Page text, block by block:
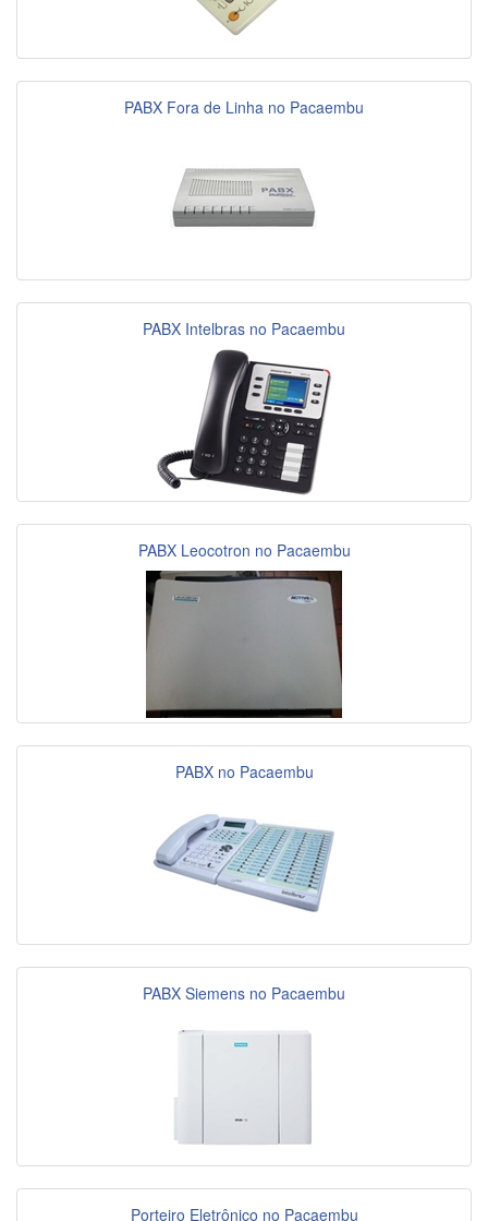
PABX Fora de Linha no Pacaembu
PABX Intelbras no Pacaembu
PABX Leocotron no Pacaembu
PABX no Pacaembu
PABX Siemens no Pacaembu
Porteiro Eletrônico no Pacaembu